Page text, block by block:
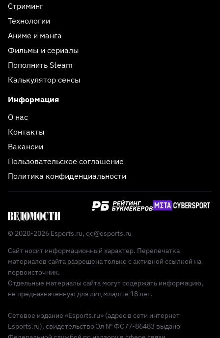
Стриминг
Технологии
Аниме и манга
Фильмы и сериалы
Пополнить Steam
Калькулятор сенсы
Информация
О нас
Контакты
Вакансии
Пользовательское соглашение
Политика конфиденциальности
© 2020-2026 Esports.ru, qq@esports.ru
Сайт носит информационный характер. Перепечатка
материалов сайта разрешена только с активной ссылкой на
первоисточник.
Отдельные материалы сайта могут содержать информацию,
не предназначенную для лиц младше 18 лет.
Сетевое издание «Esports.ru» (адрес в сети интернет
Esports.ru), свидетельство Эл № ФС77-86483 выдано